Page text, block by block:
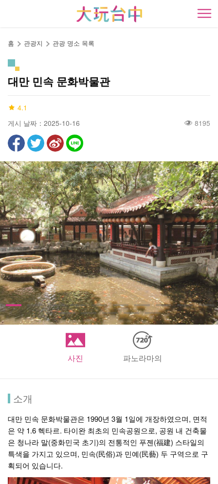
開
홈 관광지 관광 명소 목록
대만 민속 문화박물관
4.1
게시 날짜：2025-10-16
8195
사진 파노라마의
소개
대만 민속 문화박물관은 1990년 3월 1일에 개장하였으며, 면적
은 약 1.6 헥타르. 타이완 최초의 민속공원으로, 공원 내 건축물
은 청나라 말(중화민국 초기)의 전통적인 푸젠(福建) 스타일의
특색을 가지고 있으며, 민속(民俗)과 민예(民藝) 두 구역으로 구
획되어 있습니다.